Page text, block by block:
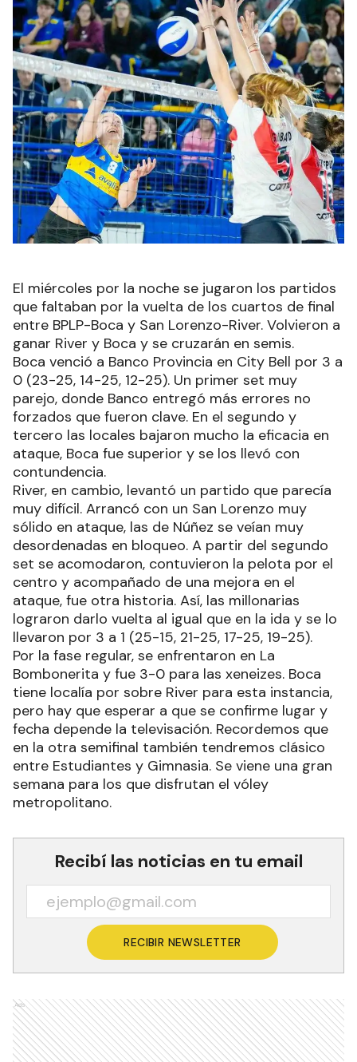
El miércoles por la noche se jugaron los partidos
que faltaban por la vuelta de los cuartos de final
entre BPLP-Boca y San Lorenzo-River. Volvieron a
ganar River y Boca y se cruzarán en semis.
Boca venció a Banco Provincia en City Bell por 3 a
0 (23-25, 14-25, 12-25). Un primer set muy
parejo, donde Banco entregó más errores no
forzados que fueron clave. En el segundo y
tercero las locales bajaron mucho la eficacia en
ataque, Boca fue superior y se los llevó con
contundencia.
River, en cambio, levantó un partido que parecía
muy difícil. Arrancó con un San Lorenzo muy
sólido en ataque, las de Núñez se veían muy
desordenadas en bloqueo. A partir del segundo
set se acomodaron, contuvieron la pelota por el
centro y acompañado de una mejora en el
ataque, fue otra historia. Así, las millonarias
lograron darlo vuelta al igual que en la ida y se lo
llevaron por 3 a 1 (25-15, 21-25, 17-25, 19-25).
Por la fase regular, se enfrentaron en La
Bombonerita y fue 3-0 para las xeneizes. Boca
tiene localía por sobre River para esta instancia,
pero hay que esperar a que se confirme lugar y
fecha depende la televisación. Recordemos que
en la otra semifinal también tendremos clásico
entre Estudiantes y Gimnasia. Se viene una gran
semana para los que disfrutan el vóley
metropolitano.
Recibí las noticias en tu email
RECIBIR NEWSLETTER
Ads